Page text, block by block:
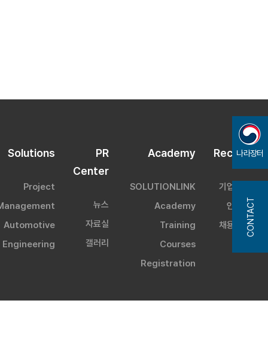
Solutions
Project
Automotive
Engineering
PR
Center
뉴스
자료실
갤러리
Academy
SOLUTIONLINK
Academy
Training
Courses
Registration
Recruit
기업문화
인재상
채용정보
나라장터
CONTACT